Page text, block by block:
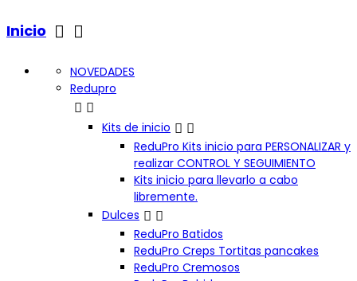
Inicio  
NOVEDADES
Redupro
 
Kits de inicio  
ReduPro Kits inicio para PERSONALIZAR y
realizar CONTROL Y SEGUIMIENTO
Kits inicio para llevarlo a cabo
libremente.
Dulces  
ReduPro Batidos
ReduPro Creps Tortitas pancakes
ReduPro Cremosos